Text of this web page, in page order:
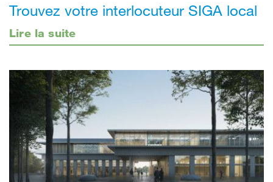
Trouvez votre interlocuteur SIGA local
Lire la suite